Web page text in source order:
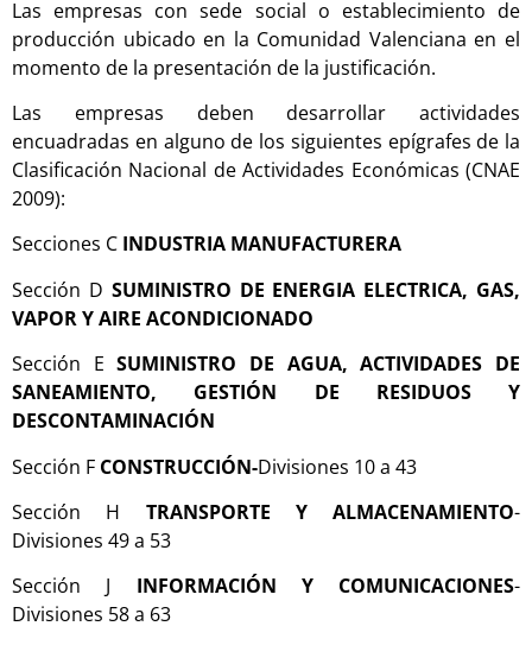
Las empresas con sede social o establecimiento de
producción ubicado en la Comunidad Valenciana en el
momento de la presentación de la justificación.
Las empresas deben desarrollar actividades
encuadradas en alguno de los siguientes epígrafes de la
Clasificación Nacional de Actividades Económicas (CNAE
2009):
Secciones C INDUSTRIA MANUFACTURERA
Sección D SUMINISTRO DE ENERGIA ELECTRICA, GAS,
VAPOR Y AIRE ACONDICIONADO
Sección ESUMINISTRO DE AGUA, ACTIVIDADES DE
SANEAMIENTO, GESTIÓN DE RESIDUOS Y
DESCONTAMINACIÓN
Sección F CONSTRUCCIÓN-Divisiones 10 a 43
Sección H TRANSPORTE Y ALMACENAMIENTO-
Divisiones 49 a 53
Sección J INFORMACIÓN Y COMUNICACIONES-
Divisiones 58 a 63